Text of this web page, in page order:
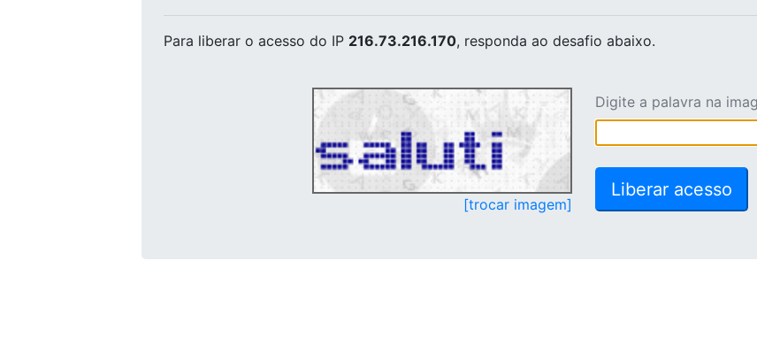
Para liberar o acesso do IP 216.73.216.170, responda ao desafio abaixo.
[trocar imagem]
Digite a palavra na